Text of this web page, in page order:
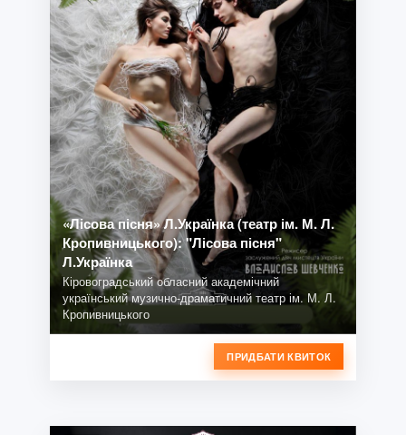
«Лісова пісня» Л.Українка (театр ім. М. Л.
Кропивницького): "Лісова пісня"
Л.Українка
Кіровоградський обласний академічний
український музично-драматичний театр ім. М. Л.
Кропивницького
ПРИДБАТИ КВИТОК